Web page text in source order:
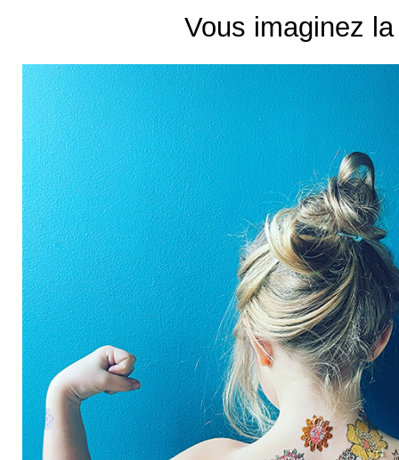
Vous imaginez